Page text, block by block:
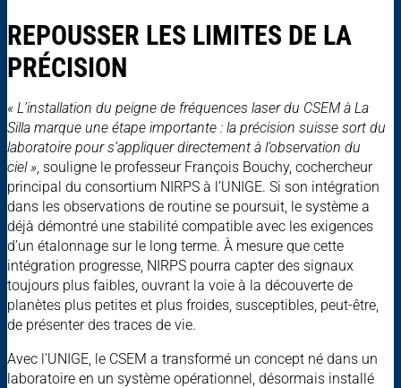
REPOUSSER LES LIMITES DE LA
PRÉCISION
« L’installation du peigne de fréquences laser du CSEM à La
Silla marque une étape importante : la précision suisse sort du
laboratoire pour s’appliquer directement à l’observation du
ciel » , souligne le professeur François Bouchy, cochercheur
principal du consortium NIRPS à l’UNIGE. Si son intégration
dans les observations de routine se poursuit, le système a
déjà démontré une stabilité compatible avec les exigences
d’un étalonnage sur le long terme. À mesure que cette
intégration progresse, NIRPS pourra capter des signaux
toujours plus faibles, ouvrant la voie à la découverte de
planètes plus petites et plus froides, susceptibles, peut-être,
de présenter des traces de vie.
Avec l’UNIGE, le CSEM a transformé un concept né dans un
laboratoire en un système opérationnel, désormais installé